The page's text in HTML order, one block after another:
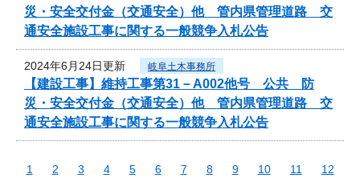
災・安全交付金（交通安全）他 管内県管理道路 交
通安全施設工事に関する一般競争入札公告
2024年6月24日更新 岐阜土木事務所
【建設工事】維持工事第31－A002他号 公共 防
災・安全交付金（交通安全）他 管内県管理道路 交
通安全施設工事に関する一般競争入札公告
1 2 3 4 5 6 7 8 9 10 11
12